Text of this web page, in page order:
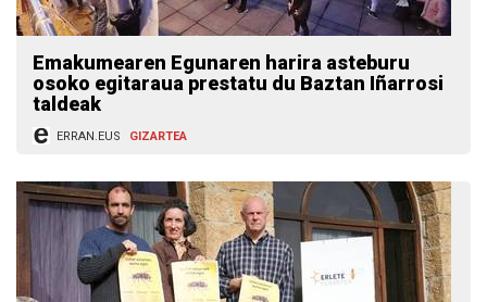
Emakumearen Egunaren harira asteburu
osoko egitaraua prestatu du Baztan Iñarrosi
taldeak
ERRAN.EUS GIZARTEA